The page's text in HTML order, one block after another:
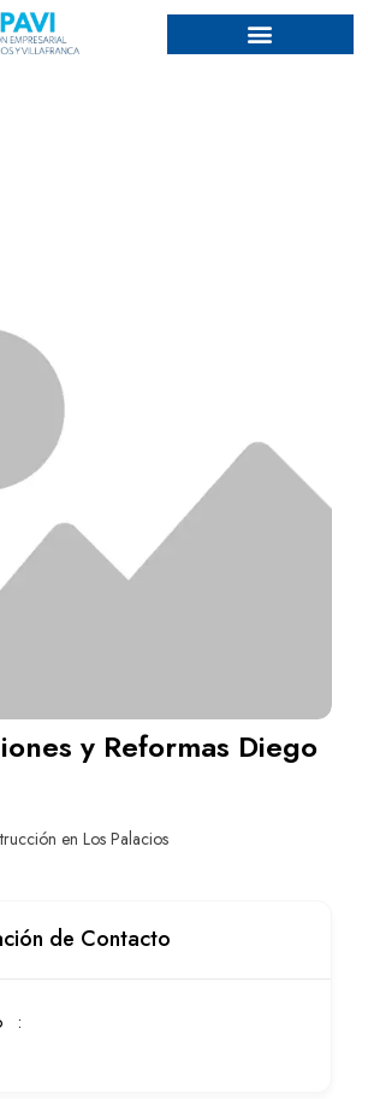
y Reformas Diego
en Los Palacios
de Contacto